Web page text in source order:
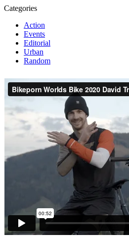
Categories
Action
Events
Editorial
Urban
Random